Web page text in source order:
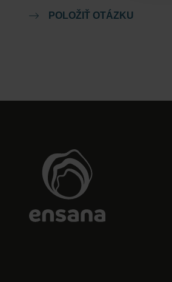
POLOŽIŤ OTÁZKU